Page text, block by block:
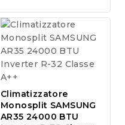
Climatizzatore
Monosplit SAMSUNG
AR35 24000 BTU